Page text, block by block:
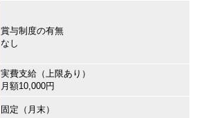
賞与制度の有無
なし
実費支給（上限あり）
月額10,000円
固定（月末）